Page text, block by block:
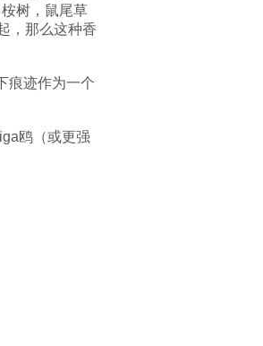
树，鼠尾草
，那么这种香
痕迹作为一个
鸥（或更强